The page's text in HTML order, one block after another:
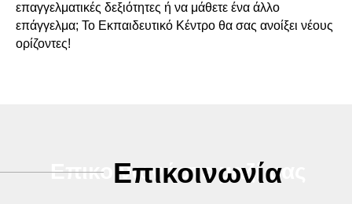
επαγγελματικές δεξιότητες ή να μάθετε ένα άλλο
επάγγελμα; Το Εκπαιδευτικό Κέντρο θα σας ανοίξει νέους
ορίζοντες!
Επικοινωνήστε μαζί μας
Επικοινωνία